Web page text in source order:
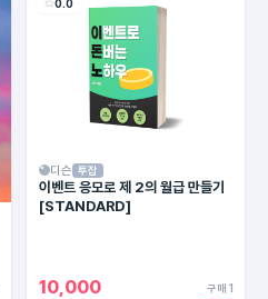
0.0
디슨 투잡
이벤트 응모로 제 2의 월급 만들기
[STANDARD]
10,000
구매 1